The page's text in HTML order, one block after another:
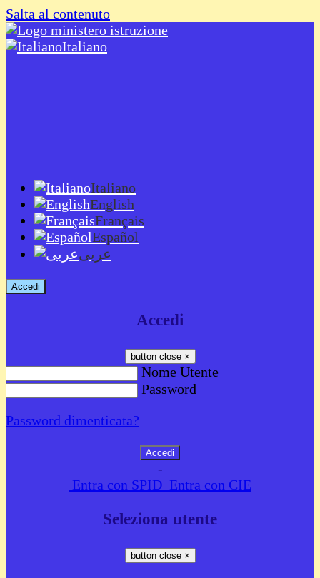
Salta al contenuto
Italiano
Italiano
English
Français
Español
عربى
Accedi
Accedi
button close ×
Nome Utente
Password
Password dimenticata?
-
Entra con SPID Entra con CIE
Seleziona utente
button close ×